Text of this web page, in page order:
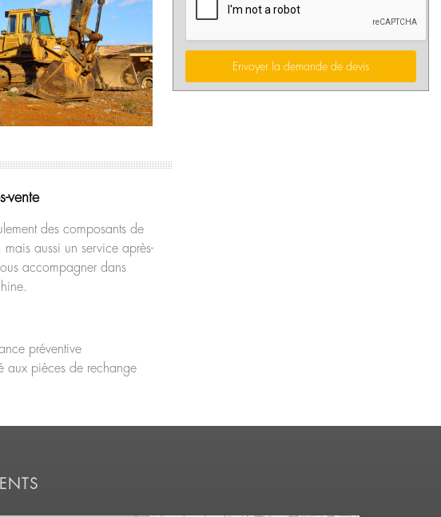
vente
des composants de
aussi un service après-
accompagner dans
préventive
aux pièces de rechange
Envoyer la demande de devis